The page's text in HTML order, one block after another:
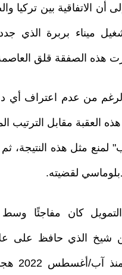
أن الاتفاقية بين تركيا
ميناء بربرة الذي
هذه الصفقة قلق العاصمة
من عدم اعتراف أي دولة
هذه العقبة مقابل الترتيب
لمنع مثل هذه النتيجة،
لقضيته.
كان مفاجئًا وسط
الذي حافظ على